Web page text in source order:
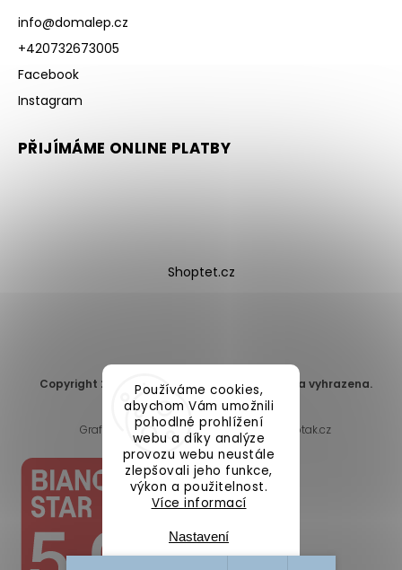
Používáme cookies,
abychom Vám umožnili
pohodlné prohlížení
webu a díky analýze
provozu webu neustále
zlepšovali jeho funkce,
výkon a použitelnost.
Více informací
Nastavení
info@domalep.cz
+420732673005
Facebook
Instagram
PŘIJÍMÁME ONLINE PLATBY
Shoptet.cz
Copyright 2026 DomaLEP s.r.o. . Všechna práva vyhrazena.
Upravit nastavení cookies
Grafický návrh vytvořil a nakódoval
Shoptak.cz